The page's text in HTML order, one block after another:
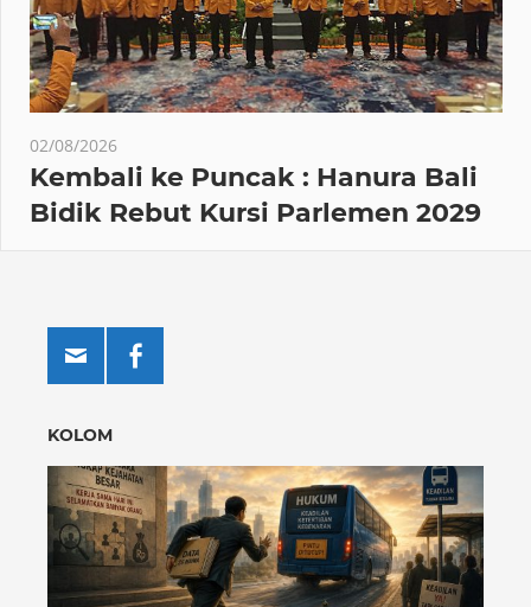
02/08/2026
Kembali ke Puncak : Hanura Bali
Bidik Rebut Kursi Parlemen 2029
KOLOM